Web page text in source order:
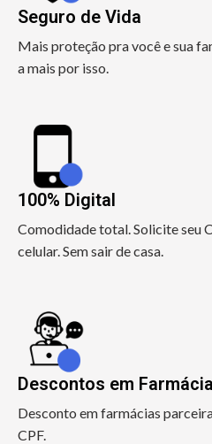
Seguro de Vida
Mais proteção pra você e sua
a mais por isso.
100% Digital
Comodidade total. Solicite seu
celular. Sem sair de casa.
Descontos em
Desconto em farmácias
CPF.